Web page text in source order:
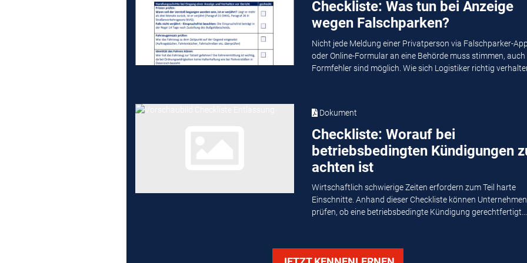
Checkliste: Was tun bei Anzeige
wegen Falschparken?
Nicht jede Meldung einer Privatperson via Falschparker-
oder Online-Formular an eine Behörde muss stimmen, auch
Formfehler sind möglich. Wie sich Logistiker richtig
Dokument
Checkliste: Worauf bei
betriebsbedingten Kündigungen
achten ist
Wirtschaftlich schwierige Zeiten erfordern zum Teil harte
Einschnitte. Anhand dieser Checkliste können Unternehmen
prüfen, ob eine betriebsbedingte Kündigung gerechtfertigt...